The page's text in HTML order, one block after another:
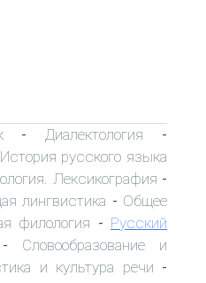
- Диалектология -
История русского языка
Лексикография -
лингвистика - Общее
филология - Русский
Словообразование и
и культура речи -